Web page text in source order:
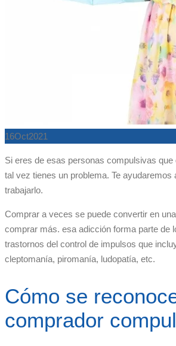
16Oct2021
Si eres de esas personas compulsivas
tal vez tienes un problema. Te ayudaremos
trabajarlo.
Comprar a veces se puede convertir en
comprar más. esa adicción forma parte de
trastornos del control de impulsos que
cleptomanía, piromanía, ludopatía, etc.
Cómo se
comprador